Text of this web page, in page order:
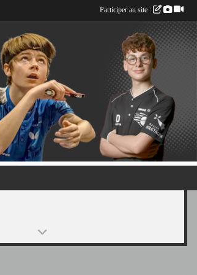
Participer au site :